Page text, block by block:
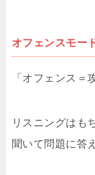
オフェンスモー
「オフェンス＝
リスニングはも
聞いて問題に答